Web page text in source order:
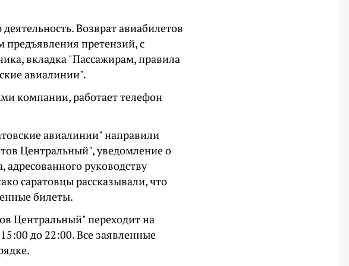
Возврат авиабилетов
предъявления претензий, с
вкладка "Пассажирам, правила
авиалинии".
компании, работает телефон
авиалинии" направили
Центральный", уведомление о
руководству
саратовцы рассказывали, что
билеты.
Центральный" переходит на
до 22:00. Все заявленные